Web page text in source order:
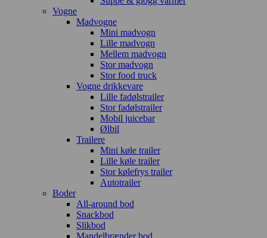
Vogne
Madvogne
Mini madvogn
Lille madvogn
Mellem madvogn
Stor madvogn
Stor food truck
Vogne drikkevare
Lille fadølstrailer
Stor fadølstrailer
Mobil juicebar
Ølbil
Trailere
Mini køle trailer
Lille køle trailer
Stor kølefrys trailer
Autotrailer
Boder
All-around bod
Snackbod
Slikbod
Mandelbrænder bod